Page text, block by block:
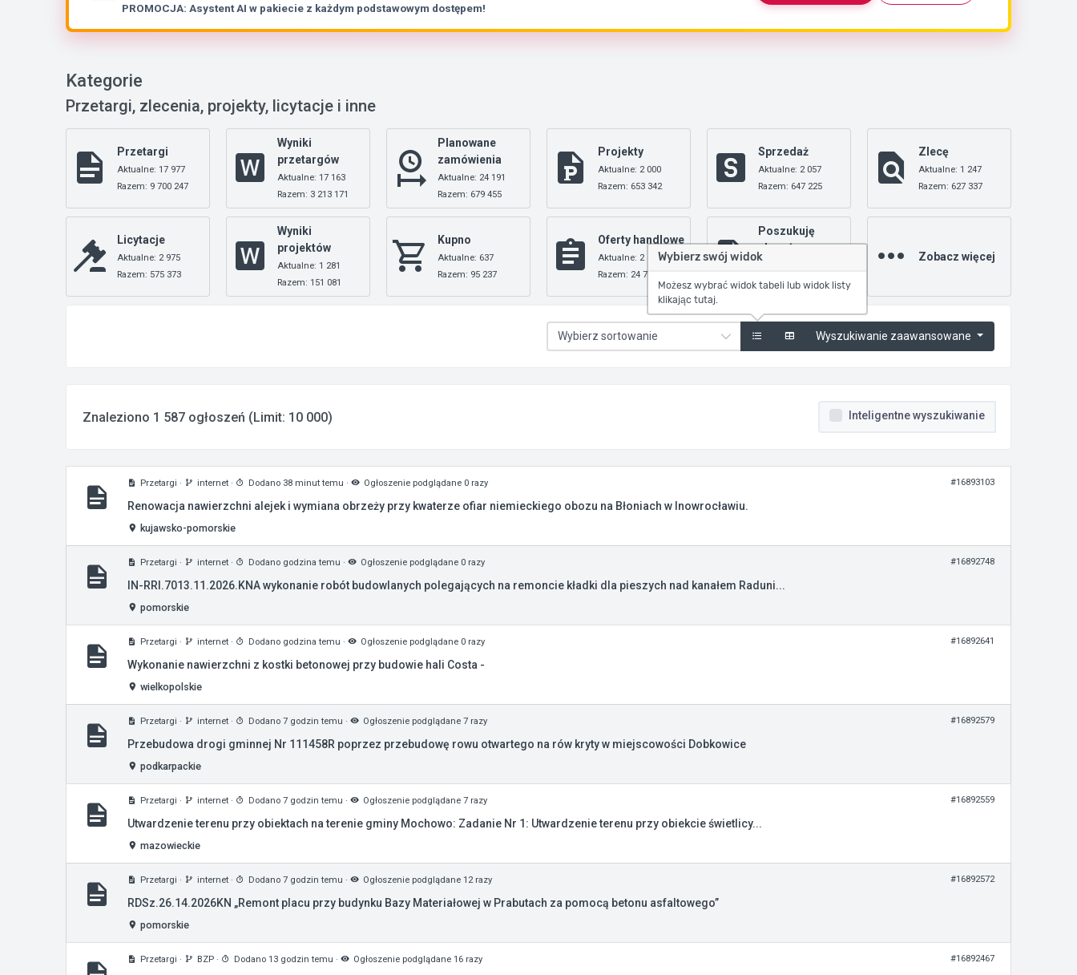
PROMOCJA: Asystent AI w pakiecie z każdym podstawowym dostępem!
Kategorie
Przetargi, zlecenia, projekty, licytacje i inne
Przetargi
Aktualne: 17 977
Razem: 9 700 247
Wyniki
przetargów
Aktualne: 17 163
Razem: 3 213 171
Planowane
zamówienia
Aktualne: 24 191
Razem: 679 455
Projekty
Aktualne: 2 000
Razem: 653 342
Sprzedaż
Aktualne: 2 057
Razem: 647 225
Zlecę
Aktualne: 1 247
Razem: 627 337
Licytacje
Aktualne: 2 975
Razem: 575 373
Wyniki
projektów
Aktualne: 1 281
Razem: 151 081
Kupno
Aktualne: 637
Razem: 95 237
Oferty handlowe
Aktualne: 2
Razem: 24 709
Poszukuję
zleceń
Razem: 18 391
Zobacz więcej
Wyszukiwanie zaawansowane
Znaleziono 1 587 ogłoszeń (Limit: 10 000) Inteligentne wyszukiwanie
Przetargi · internet · Dodano 38 minut temu · Ogłoszenie podglądane 0 razy #16893103
Renowacja nawierzchni alejek i wymiana obrzeży przy kwaterze ofiar niemieckiego obozu na Błoniach w Inowrocławiu.
kujawsko-pomorskie
Przetargi · internet · Dodano godzina temu · Ogłoszenie podglądane 0 razy #16892748
IN-RRI.7013.11.2026.KNA wykonanie robót budowlanych polegających na remoncie kładki dla pieszych nad kanałem Raduni...
pomorskie
Przetargi · internet · Dodano godzina temu · Ogłoszenie podglądane 0 razy #16892641
Wykonanie nawierzchni z kostki betonowej przy budowie hali Costa -
wielkopolskie
Przetargi · internet · Dodano 7 godzin temu · Ogłoszenie podglądane 7 razy #16892579
Przebudowa drogi gminnej Nr 111458R poprzez przebudowę rowu otwartego na rów kryty w miejscowości Dobkowice
podkarpackie
Przetargi · internet · Dodano 7 godzin temu · Ogłoszenie podglądane 7 razy #16892559
Utwardzenie terenu przy obiektach na terenie gminy Mochowo: Zadanie Nr 1: Utwardzenie terenu przy obiekcie świetlicy...
mazowieckie
Przetargi · internet · Dodano 7 godzin temu · Ogłoszenie podglądane 12 razy #16892572
RDSz.26.14.2026KN „Remont placu przy budynku Bazy Materiałowej w Prabutach za pomocą betonu asfaltowego”
pomorskie
Przetargi · BZP · Dodano 13 godzin temu · Ogłoszenie podglądane 16 razy #16892467
Wybierz swój widok
Możesz wybrać widok tabeli lub widok listy
klikając tutaj.